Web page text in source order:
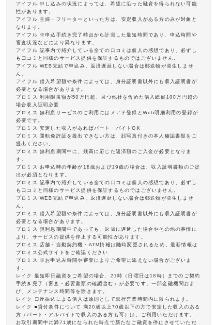
アイフル 申し込みの状況によっては、希望に沿った融資を得られない可能
性があります。
アイフル 主婦・フリーターといった方は、安定収入がある方のみが対象と
なります。
アイフル ※申込手続き完了時点から計測した最短時間であり、申込時間や
審査状況などにより異なります。
アイフル 記事内で紹介している全ての口コミは個人の感想であり、必ずし
も口コミと同様のサービス提供を保証するものではございません。
アイフル WEB完結で申込み、返済遅延しない場合は郵送物が発生しませ
ん。
アイフル 借入希望額や条件によっては、身分証明書以外にも収入証明書が
必要となる場合があります。
プロミス 利用限度額が50万円超、且つ他社を含めた借入総額100万円超の
場合収入証明必要
プロミス 無利息サービスのご利用にはメアド登録とWeb明細利用の登録が
必要です。
プロミス 安定した収入があればパート・バイトOK
プロミス 運転免許証を提出できない方は、顔写真付きの本人確認書類をご
提出ください。
プロミス 無利息期間中に、残高に応じた返済額のご入金が必要となりま
す。
プロミス お申込時の年齢が18歳および19歳の場合は、収入証明書類のご提
出が必須となります。
プロミス 記事内で紹介している全ての口コミは個人の感想であり、必ずし
も口コミと同様のサービス提供を保証するものではございません。
プロミス WEB完結で申込み、返済遅延しない場合は郵送物が発生しませ
ん。
プロミス 借入希望額や条件によっては、身分証明書以外にも収入証明書が
必要となる場合があります。
プロミス 無利息期間中であっても、返済に遅延した場合やその他の事情に
より、サービスの提供を停止する可能性があります。
プロミス 店舗・自動契約機・ATM情報は随時変更されるため、最新情報は
プロミス公式サイトをご確認ください
プロミス ※お申込み時間や審査によりご希望に添えない場合がございま
す。
レイク 最短即日融資をご希望の場合、21時（日曜日は18時）までのご契約
手続き完了（審査・必要書類の確認含む）が必要です。一部金融機関およ
び、メンテナンス時間等を除きます。
レイク 口座振込による借入は原則として銀行営業時間内に限られます。
レイク ■貸付条件について 満20歳以上70歳以下の方で安定した収入のある
方（パート・アルバイトで収入のある方も可）は、ご利用いただけます。
お取引期間中に満71歳になられた時点で新たなご融資を停止させていただ